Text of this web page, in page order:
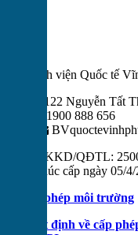
CT Bệnh viện Quốc tế
122 Nguyễn Tất
1900 888 656
MST/ĐKKD/QĐTL:
Vĩnh Phúc cấp ngày 05/
Giấy phép môi trường
Quyết định về cấp